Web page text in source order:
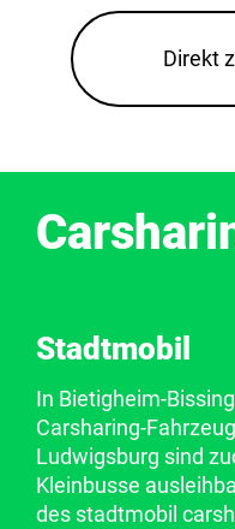
Direkt
Stadtmobil
In Bietigheim-
Carsharing-
Ludwigsburg sind
Kleinbusse
des stadtmobil